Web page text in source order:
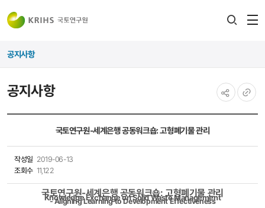
공지사항
공지사항
국토연구원-세계은행 공동워크숍: 고형폐기물 관리
작성일 2019-06-13
조회수 11,122
국토연구원-세계은행 공동워크숍: 고형폐기물 관리
Knowledge Exchange on Solid Waste Management
- Aligning Learning to Development Effectiveness